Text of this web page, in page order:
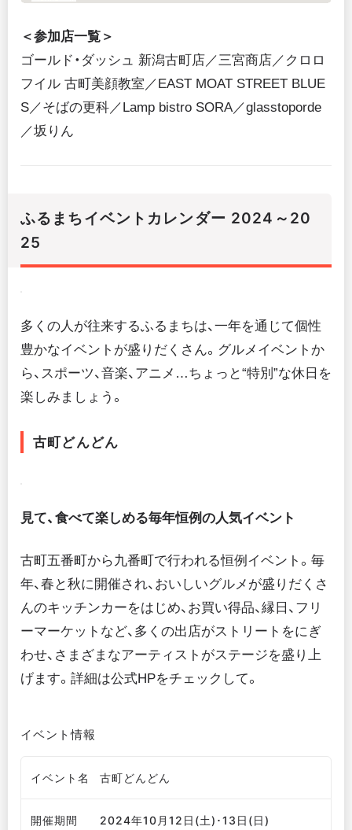
＜参加店一覧＞
ゴールド・ダッシュ 新潟古町店／三宮商店／クロロ
フイル 古町美顔教室／EAST MOAT STREET BLUE
S／そばの更科／Lamp bistro SORA／glasstoporde
／坂りん
ふるまちイベントカレンダー 2024～20
25
多くの人が往来するふるまちは、一年を通じて個性
豊かなイベントが盛りだくさん。グルメイベントか
ら、スポーツ、音楽、アニメ…ちょっと“特別”な休日を
楽しみましょう。
古町どんどん
見て、食べて楽しめる毎年恒例の人気イベント
古町五番町から九番町で行われる恒例イベント。毎
年、春と秋に開催され、おいしいグルメが盛りだくさ
んのキッチンカーをはじめ、お買い得品、縁日、フリ
ーマーケットなど、多くの出店がストリートをにぎ
わせ、さまざまなアーティストがステージを盛り上
げます。詳細は公式HPをチェックして。
イベント情報
イベント名 古町どんどん
開催期間 2024年10月12日(土)･13日(日)